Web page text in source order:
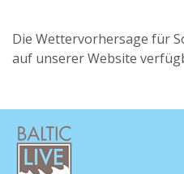
Die Wettervorhersage für
auf unserer Website